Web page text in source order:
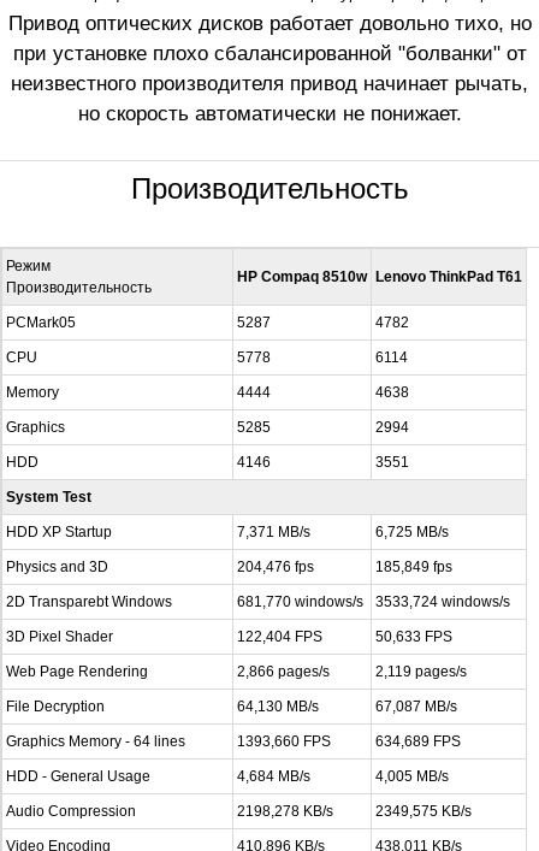
Привод оптических дисков работает довольно тихо, но
при установке плохо сбалансированной "болванки" от
неизвестного производителя привод начинает рычать,
но скорость автоматически не понижает.
Производительность
Режим
Производительность
HP Compaq 8510w Lenovo ThinkPad T61
PCMark05 5287 4782
CPU 5778 6114
Memory 4444 4638
Graphics 5285 2994
HDD 4146 3551
System Test
HDD XP Startup 7,371 MB/s 6,725 MB/s
Physics and 3D 204,476 fps 185,849 fps
2D Transparebt Windows 681,770 windows/s 3533,724 windows/s
3D Pixel Shader 122,404 FPS 50,633 FPS
Web Page Rendering 2,866 pages/s 2,119 pages/s
File Decryption 64,130 MB/s 67,087 MB/s
Graphics Memory - 64 lines 1393,660 FPS 634,689 FPS
HDD - General Usage 4,684 MB/s 4,005 MB/s
Audio Compression 2198,278 KB/s 2349,575 KB/s
Video Encoding 410,896 KB/s 438,011 KB/s